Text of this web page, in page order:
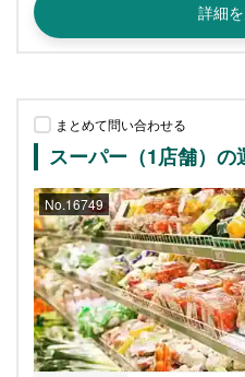
詳細
まとめて問い合わせる
スーパー（1店舗）の
No.16749